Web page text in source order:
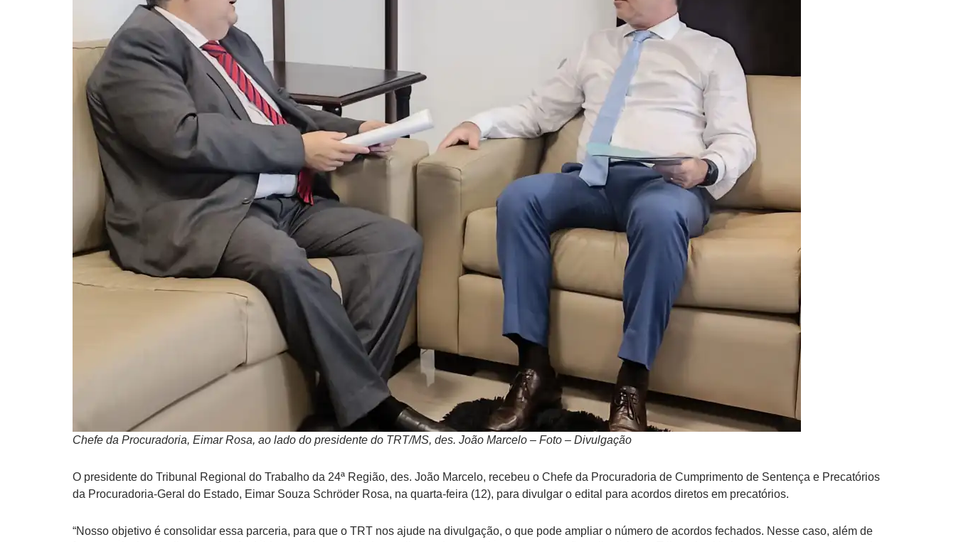
Chefe da Procuradoria, Eimar Rosa, ao lado do presidente do TRT/MS, des. João Marcelo – Foto – Divulgação
O presidente do Tribunal Regional do Trabalho da 24ª Região, des. João Marcelo, recebeu o Chefe da Procuradoria de Cumprimento de Sentença e Precatórios
da Procuradoria-Geral do Estado, Eimar Souza Schröder Rosa, na quarta-feira (12), para divulgar o edital para acordos diretos em precatórios.
“Nosso objetivo é consolidar essa parceria, para que o TRT nos ajude na divulgação, o que pode ampliar o número de acordos fechados. Nesse caso, além de